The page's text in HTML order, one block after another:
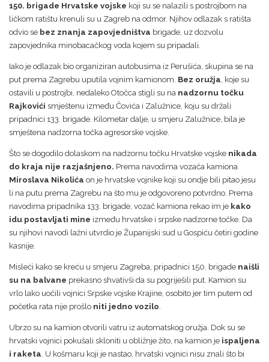
150. brigade Hrvatske vojske koji su se nalazili s postrojbom na
ličkom ratištu krenuli su u Zagreb na odmor. Njihov odlazak s ratišta
odvio se bez znanja zapovjedništva brigade, uz dozvolu
zapovjednika minobacačkog voda kojem su pripadali.
Iako je odlazak bio organiziran autobusima iz Perušića, skupina se na
put prema Zagrebu uputila vojnim kamionom. Bez oružja , koje su
ostavili u postrojbi, nedaleko Otočca stigli su na nadzornu točku
Rajkovići smještenu između Čovića i Zalužnice, koju su držali
pripadnici 133. brigade. Kilometar dalje, u smjeru Zalužnice, bila je
smještena nadzorna točka agresorske vojske.
Što se dogodilo dolaskom na nadzornu točku Hrvatske vojske nikada
do kraja nije razjašnjeno. Prema navodima vozača kamiona
Miroslava Nikolića on je hrvatske vojnike koji su ondje bili pitao jesu
li na putu prema Zagrebu na što mu je odgovoreno potvrdno. Prema
navodima pripadnika 133. brigade, vozač kamiona rekao im je kako
idu postavljati mine između hrvatske i srpske nadzorne točke. Da
su njihovi navodi lažni utvrdio je Županijski sud u Gospiću četiri godine
kasnije.
Misleći kako se kreću u smjeru Zagreba, pripadnici 150. brigade naišli
su na balvane prekasno shvativši da su pogriješili put. Kamion su
vrlo lako uočili vojnici Srpske vojske Krajine, osobito jer tim putem od
početka rata nije prošlo niti jedno vozilo.
Ubrzo su na kamion otvorili vatru iz automatskog oružja. Dok su se
hrvatski vojnici pokušali skloniti u obližnje žito, na kamion je ispaljena
i raketa. U košmaru koji je nastao, hrvatski vojnici nisu znali što bi